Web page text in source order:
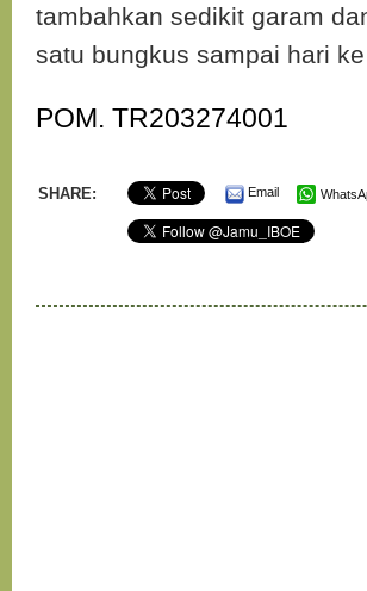
tambahkan sedikit garam
satu bungkus sampai hari
POM. TR203274001
SHARE: Email